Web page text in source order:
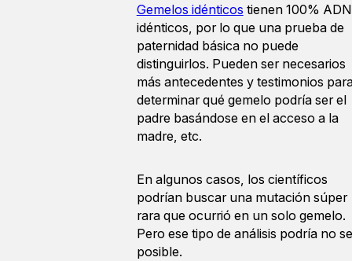
Gemelos idénticos tienen 100% ADN
idénticos, por lo que una prueba de
paternidad básica no puede
distinguirlos. Pueden ser necesarios
más antecedentes y testimonios
determinar qué gemelo podría ser el
padre basándose en el acceso a la
madre, etc.
En algunos casos, los científicos
podrían buscar una mutación súper
rara que ocurrió en un solo gemelo.
Pero ese tipo de análisis podría no
posible.